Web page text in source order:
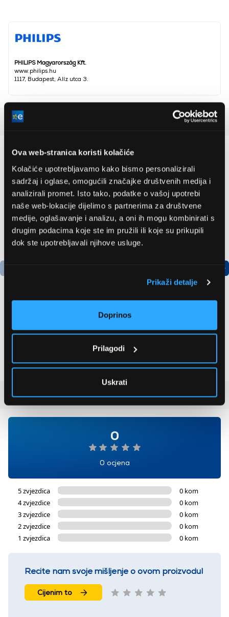
Ova web-stranica koristi kolačiće
Kolačiće upotrebljavamo kako bismo personalizirali
sadržaj i oglase, omogućili značajke društvenih medija i
analizirali promet. Isto tako, podatke o vašoj upotrebi
naše web-lokacije dijelimo s partnerima za društvene
medije, oglašavanje i analizu, a oni ih mogu kombinirati s
drugim podacima koje ste im pružili ili koje su prikupili
dok ste upotrebljavali njihove usluge.
Prikaži detalje
Doprinos
Prilagodi
Uskrati
PHILIPS Magyarország Kft.
www.philips.hu
1117, Budapest, Alíz utca 3.
Detaljan opis
Preporučujemo za vas
AdvancedAquatak 160
LG GBBSJ10EPY
Hladnjak s donjim
504,99 EUR
Recenzije kupaca(0)
0
0 ocjena
5 zvjezdica
0 kom
4 zvjezdice
0 kom
3 zvjezdice
0 kom
2 zvjezdice
0 kom
1 zvjezdica
0 kom
Recite nam svoje mišljenje o ovom proizvodu!
Cijenim to